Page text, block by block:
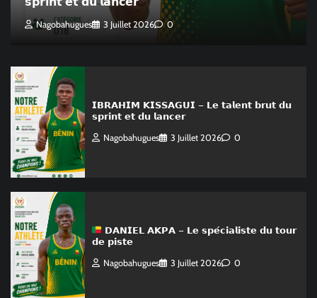
Nagobahugues 3 Juillet 2026 0
𝗜𝗕𝗥𝗔𝗛𝗜𝗠 𝗞𝗜𝗦𝗦𝗔𝗚𝗨𝗜 – 𝗟𝗲 𝘁𝗮𝗹𝗲𝗻𝘁 𝗯𝗿𝘂𝘁 𝗱𝘂
𝘀𝗽𝗿𝗶𝗻𝘁 𝗲𝘁 𝗱𝘂 𝗹𝗮𝗻𝗰𝗲𝗿
Nagobahugues 3 Juillet 2026 0
𝗗𝗔𝗡𝗜𝗘𝗟 𝗔𝗞𝗣𝗔 – 𝗟𝗲 𝘀𝗽𝗲́𝗰𝗶𝗮𝗹𝗶𝘀𝘁𝗲 𝗱𝘂 𝘁𝗼𝘂𝗿
𝗱𝗲 𝗽𝗶𝘀𝘁𝗲
Nagobahugues 3 Juillet 2026 0